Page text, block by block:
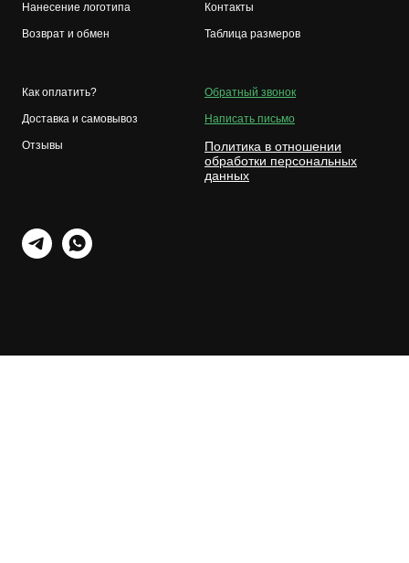
Нанесение логотипа
Возврат и обмен
Контакты
Таблица размеров
Как оплатить?
Доставка и самовывоз
Отзывы
Обратный звонок
Написать письмо
Политика в отношении
обработки персональных
данных